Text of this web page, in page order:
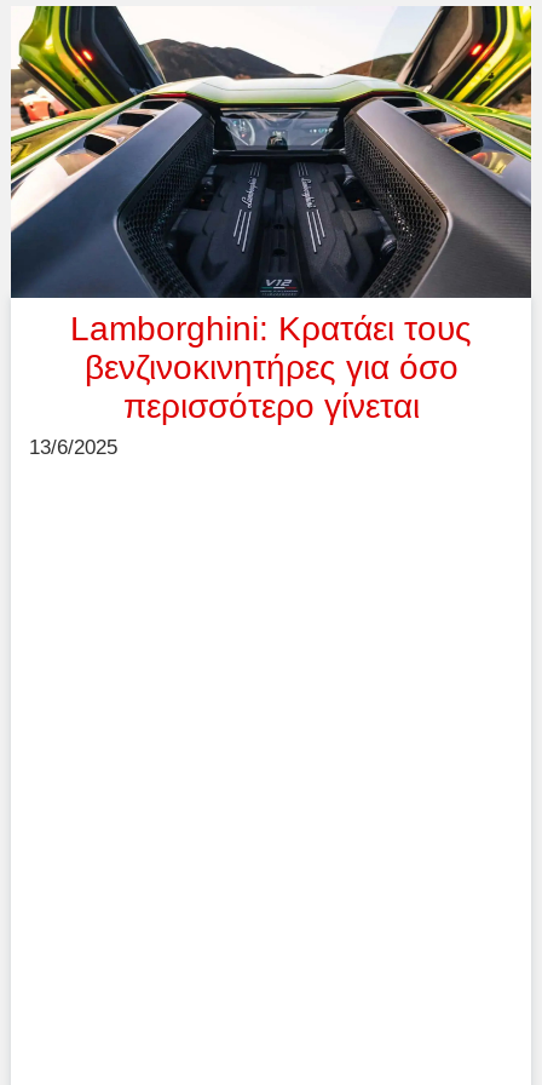
Lamborghini: Κρατάει τους
βενζινοκινητήρες για όσο
περισσότερο γίνεται
13/6/2025